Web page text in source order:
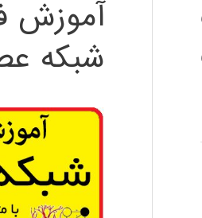
آموزش
شبکه